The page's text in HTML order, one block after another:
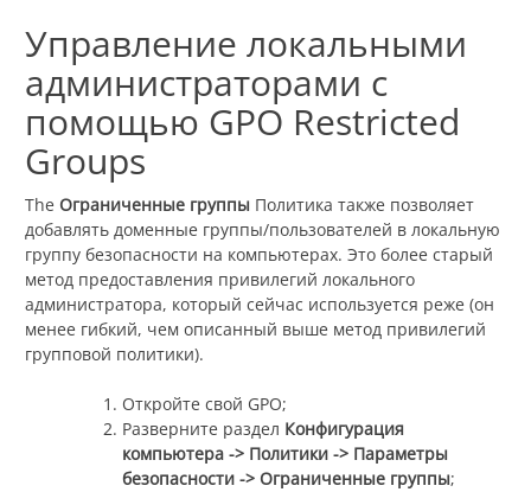
Управление локальными
администраторами с
помощью GPO Restricted
Groups
The Ограниченные группы Политика также позволяет
добавлять доменные группы/пользователей в локальную
группу безопасности на компьютерах. Это более старый
метод предоставления привилегий локального
администратора, который сейчас используется реже (он
менее гибкий, чем описанный выше метод привилегий
групповой политики).
Откройте свой GPO;
Разверните раздел Конфигурация
компьютера -> Политики -> Параметры
безопасности -> Ограниченные группы;